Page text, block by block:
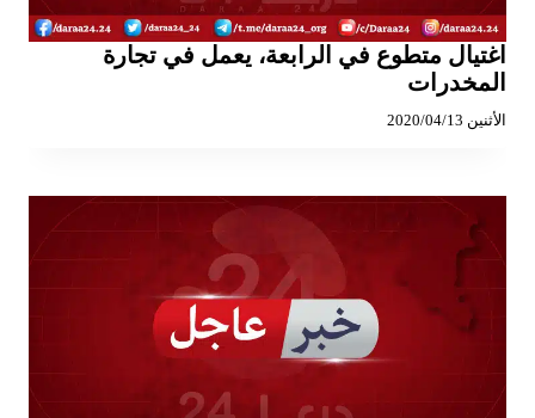
اغتيال متطوع في الرابعة، يعمل في تجارة
المخدرات
الأثنين 2020/04/13